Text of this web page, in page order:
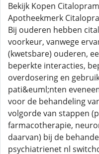
Bekijk Kopen
Apotheekmerk
Bij ouderen hebben
voorkeur, vanwege
(kwetsbare) ouderen,
beperkte interacties,
overdosering en
pati&euml;nten
voor de behandeling
volgorde van stappen
farmacotherapie,
daarvan) bij de
psychiatrienet nl